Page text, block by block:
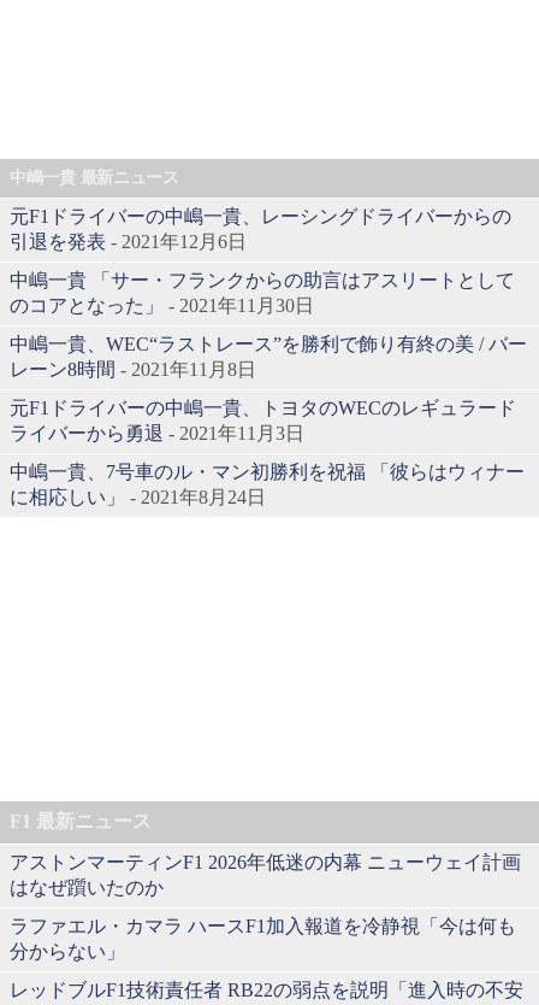
中嶋一貴 最新ニュース
元F1ドライバーの中嶋一貴、レーシングドライバーからの
引退を発表 - 2021年12月6日
中嶋一貴 「サー・フランクからの助言はアスリートとして
のコアとなった」
- 2021年11月30日
中嶋一貴、WEC“ラストレース”を勝利で飾り有終の美 / バー
レーン8時間 - 2021年11月8日
元F1ドライバーの中嶋一貴、トヨタのWECのレギュラード
ライバーから勇退 - 2021年11月3日
中嶋一貴、7号車のル・マン初勝利を祝福 「彼らはウィナー
に相応しい」
- 2021年8月24日
F1 最新ニュース
アストンマーティンF1 2026年低迷の内幕 ニューウェイ計画
はなぜ躓いたのか
ラファエル・カマラ ハースF1加入報道を冷静視「今は何も
分からない」
レッドブルF1技術責任者 RB22の弱点を説明「進入時の不安